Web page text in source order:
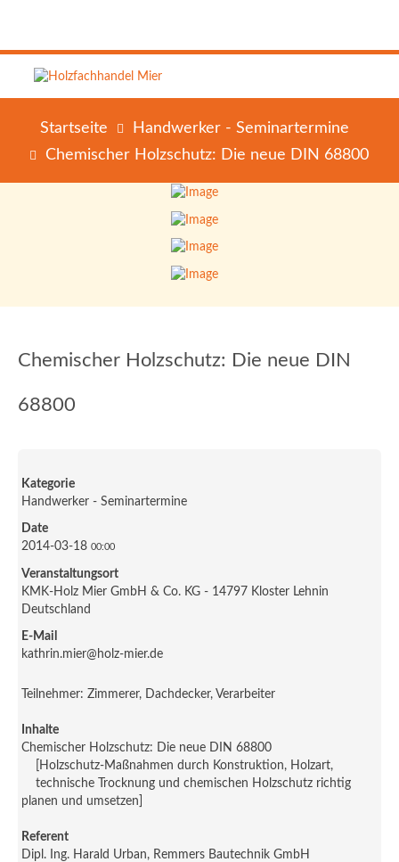
Startseite
Handwerker - Seminartermine
Chemischer Holzschutz: Die neue DIN 68800
Chemischer Holzschutz: Die neue DIN
68800
Kategorie
Handwerker - Seminartermine
Date
2014-03-18 00:00
Veranstaltungsort
KMK-Holz Mier GmbH & Co. KG - 14797 Kloster Lehnin
Deutschland
E-Mail
kathrin.mier@holz-mier.de
Teilnehmer: Zimmerer, Dachdecker, Verarbeiter
Inhalte
Chemischer Holzschutz: Die neue DIN 68800
[Holzschutz-Maßnahmen durch Konstruktion, Holzart,
technische Trocknung und chemischen Holzschutz richtig
planen und umsetzen]
Referent
Dipl. Ing. Harald Urban, Remmers Bautechnik GmbH